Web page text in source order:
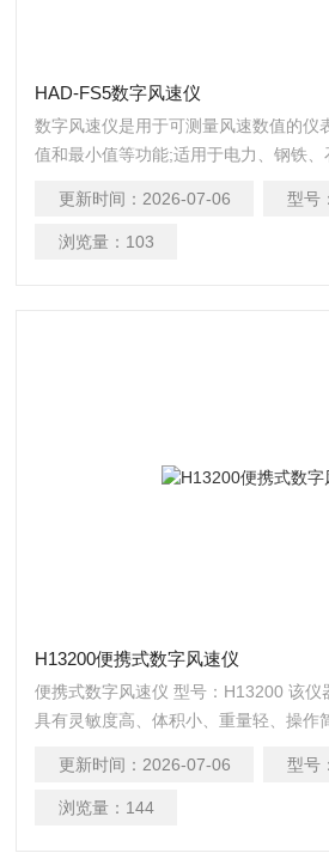
HAD-FS5数字风速仪
数字风速仪是用于可测量风速数值的仪
值和最小值等功能;适用于电力、钢铁
更新时间： 2026-07-06 型号：
浏览量： 103
H13200便携式数字风速仪
便携式数字风速仪 型号：H13200 该仪
具有灵敏度高、体积小、重量轻、操作
锂离子充电电池，交流是用专用充电器
方便可靠。
更新时间： 2026-07-06 型号：
浏览量： 144